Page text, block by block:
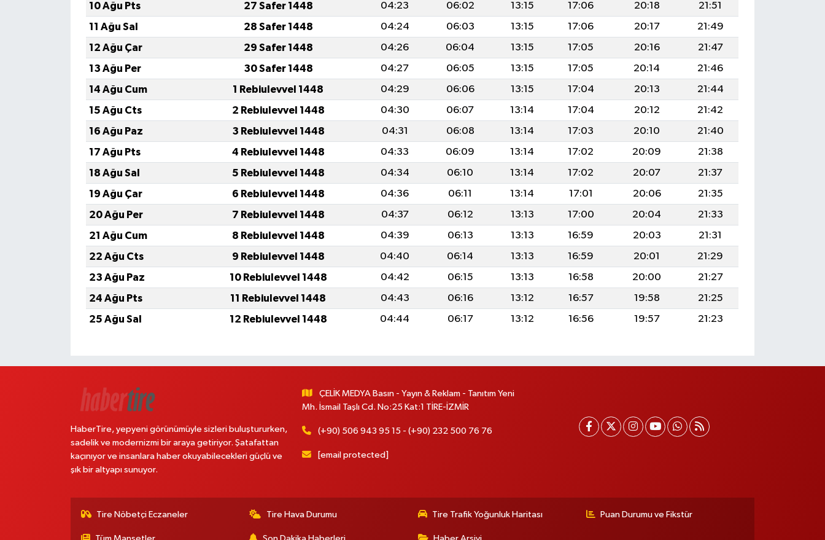
10 Ağu Pts
27 Safer 1448 04:23 06:02 13:15 17:06 20:18
21:51
11 Ağu Sal
28 Safer 1448 04:24 06:03 13:15 17:06 20:17
21:49
12 Ağu Çar
29 Safer 1448 04:26 06:04 13:15 17:05 20:16
21:47
13 Ağu Per
30 Safer 1448 04:27 06:05 13:15 17:05 20:14
21:46
14 Ağu Cum
1 Rebiulevvel 1448 04:29 06:06 13:15 17:04 20:13
21:44
15 Ağu Cts
2 Rebiulevvel 1448 04:30 06:07 13:14 17:04 20:12
21:42
16 Ağu Paz
3 Rebiulevvel 1448 04:31 06:08 13:14 17:03 20:10
21:40
17 Ağu Pts
4 Rebiulevvel 1448 04:33 06:09 13:14 17:02 20:09
21:38
18 Ağu Sal
5 Rebiulevvel 1448 04:34 06:10 13:14 17:02 20:07
21:37
19 Ağu Çar
6 Rebiulevvel 1448 04:36 06:11 13:14 17:01 20:06
21:35
20 Ağu Per
7 Rebiulevvel 1448 04:37 06:12 13:13 17:00 20:04
21:33
21 Ağu Cum
8 Rebiulevvel 1448 04:39 06:13 13:13 16:59 20:03
21:31
22 Ağu Cts
9 Rebiulevvel 1448 04:40 06:14 13:13 16:59 20:01
21:29
23 Ağu Paz
10 Rebiulevvel 1448 04:42 06:15 13:13 16:58 20:00
21:27
24 Ağu Pts
11 Rebiulevvel 1448 04:43 06:16 13:12 16:57 19:58
21:25
25 Ağu Sal
12 Rebiulevvel 1448 04:44 06:17 13:12 16:56 19:57 21:23
HaberTire, yepyeni görünümüyle sizleri buluştururken,
sadelik ve modernizmi bir araya getiriyor. Şatafattan
kaçınıyor ve insanlara haber okuyabilecekleri güçlü ve
şık bir altyapı sunuyor.
ÇELİK MEDYA Basın - Yayın & Reklam - Tanıtım Yeni
Mh. İsmail Taşlı Cd. No:25 Kat:1 TİRE-İZMİR
(+90) 506 943 95 15 - (+90) 232 500 76 76
[email protected]
Tire Nöbetçi Eczaneler Tire Hava Durumu Tire Trafik Yoğunluk Haritası Puan Durumu ve Fikstür